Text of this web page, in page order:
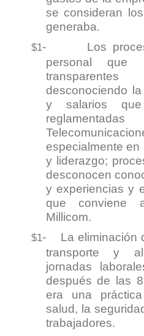
se consideran
generaba.
$1-
Los
personal que
desconociendo
y salarios
especialmente
y liderazgo;
desconocen
y experiencias y
que conviene
Millicom.
$1-
La eliminación
transporte y
jornadas
después de las
era una
salud, la
trabajadores.